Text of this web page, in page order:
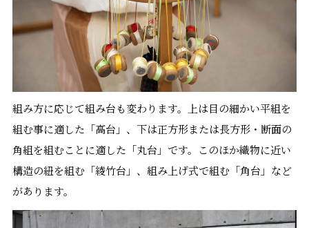
組み方に応じて組み台も変わります。上は目の細かい平組を
組む事に適した「高台」、下は正方形または長方形・断面の
角組を組むことに適した「丸台」です。このほか織物に近い
構造の紐を組む「綾竹台」、組み上げ式で組む「角台」など
があります。